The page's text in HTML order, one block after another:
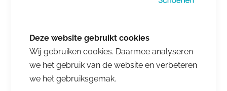
Wij gebruiken cookies. Daarmee analyseren
we het gebruik van de website en verbeteren
we het gebruiksgemak.